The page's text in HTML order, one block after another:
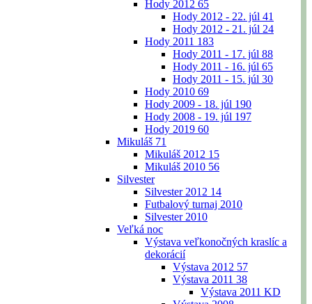
Hody 2012 65
Hody 2012 - 22. júl 41
Hody 2012 - 21. júl 24
Hody 2011 183
Hody 2011 - 17. júl 88
Hody 2011 - 16. júl 65
Hody 2011 - 15. júl 30
Hody 2010 69
Hody 2009 - 18. júl 190
Hody 2008 - 19. júl 197
Hody 2019 60
Mikuláš 71
Mikuláš 2012 15
Mikuláš 2010 56
Silvester
Silvester 2012 14
Futbalový turnaj 2010
Silvester 2010
Veľká noc
Výstava veľkonočných kraslíc a
dekorácií
Výstava 2012 57
Výstava 2011 38
Výstava 2011 KD